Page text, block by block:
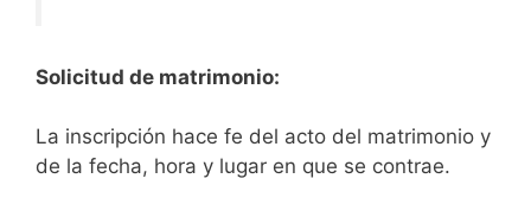
Solicitud de matrimonio:
La inscripción hace fe del acto del matrimonio y
de la fecha, hora y lugar en que se contrae.